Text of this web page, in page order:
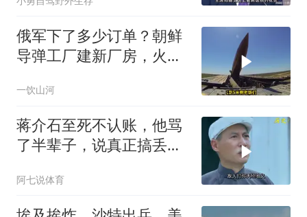
俄军下了多少订单？朝鲜
导弹工厂建新厂房，火星
一饮山河
蒋介石至死不认账，他骂
了半辈子，说真正搞丢大
阿七说体育